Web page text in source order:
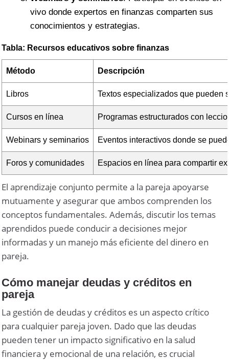
vivo donde expertos en finanzas comparten sus
conocimientos y estrategias.
Tabla: Recursos educativos sobre finanzas
Método Descripción
Libros Textos especializados que pueden
Cursos en línea Programas estructurados con
Webinars y seminarios Eventos interactivos donde se
Foros y comunidades Espacios en línea para compartir
El aprendizaje conjunto permite a la pareja apoyarse
mutuamente y asegurar que ambos comprenden los
conceptos fundamentales. Además, discutir los temas
aprendidos puede conducir a decisiones mejor
informadas y un manejo más eficiente del dinero en
pareja.
Cómo manejar deudas y créditos en
pareja
La gestión de deudas y créditos es un aspecto crítico
para cualquier pareja joven. Dado que las deudas
pueden tener un impacto significativo en la salud
financiera y emocional de una relación, es crucial